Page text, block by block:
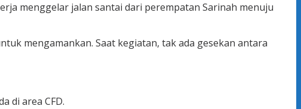
menggelar jalan santai dari perempatan Sarinah menuju
mengamankan. Saat kegiatan, tak ada gesekan antara
di area CFD.